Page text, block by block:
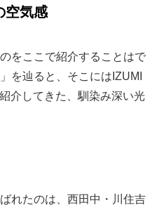
空気感
をここで紹介することはで
を辿ると、そこにはIZUMI
介してきた、馴染み深い光
れたのは、西田中・川住吉